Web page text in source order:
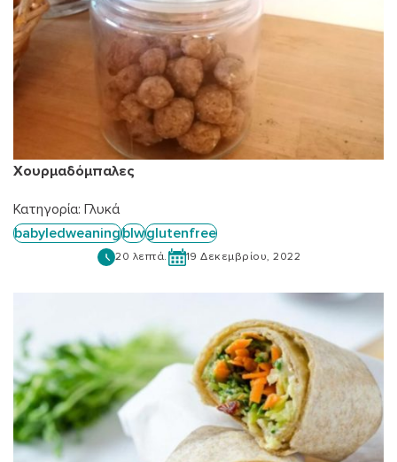
Χουρμαδόμπαλες
Κατηγορία: Γλυκά
babyledweaningblwglutenfree
20 λεπτά. 19 Δεκεμβρίου, 2022